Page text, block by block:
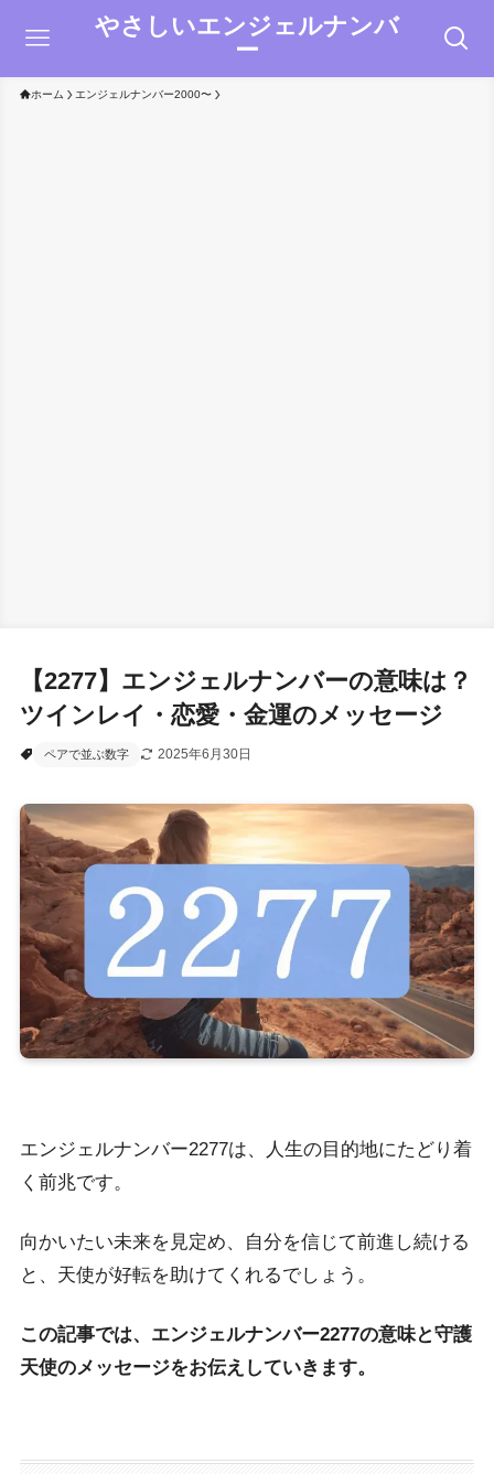
やさしいエンジェルナンバ
ー
ホーム エンジェルナンバー2000〜
【2277】エンジェルナンバーの意味は？
ツインレイ・恋愛・金運のメッセージ
ペアで並ぶ数字 2025年6月30日
エンジェルナンバー2277は、人生の目的地にたどり着
く前兆です。
向かいたい未来を見定め、自分を信じて前進し続ける
と、天使が好転を助けてくれるでしょう。
この記事では、エンジェルナンバー2277の意味と守護
天使のメッセージをお伝えしていきます。